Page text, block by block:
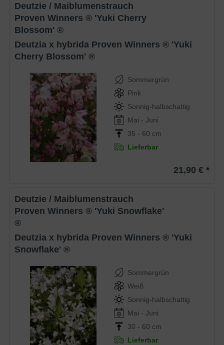
Deutzie / Maiblumenstrauch
Proven Winners ® 'Yuki Cherry
Blossom' ®
Deutzia x hybrida Proven Winners ® 'Yuki
Cherry Blossom' ®
Sommergrün
Pink
Sonnig-halbschattig
Mai - Juni
35 - 60 cm
Lieferbar
21,90 € *
Deutzie / Maiblumenstrauch
Proven Winners ® 'Yuki Snowflake'
®
Deutzia x hybrida Proven Winners ® 'Yuki
Snowflake' ®
Sommergrün
Weiß
Sonnig-halbschattig
Mai - Juni
30 - 60 cm
Lieferbar